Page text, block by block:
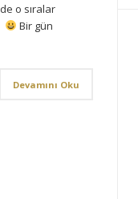
o sıralar
Bir gün
Devamını Oku